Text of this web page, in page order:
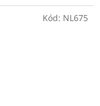
Kód: NL675